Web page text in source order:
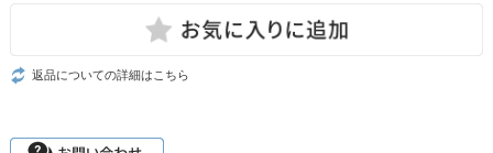
返品についての詳細はこちら